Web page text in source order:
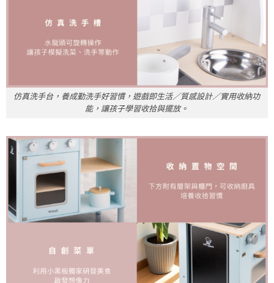
仿真洗手台，養成勤洗手好習慣，遊戲即生活／質感設計／實用收納功
能，讓孩子學習收拾與擺放。